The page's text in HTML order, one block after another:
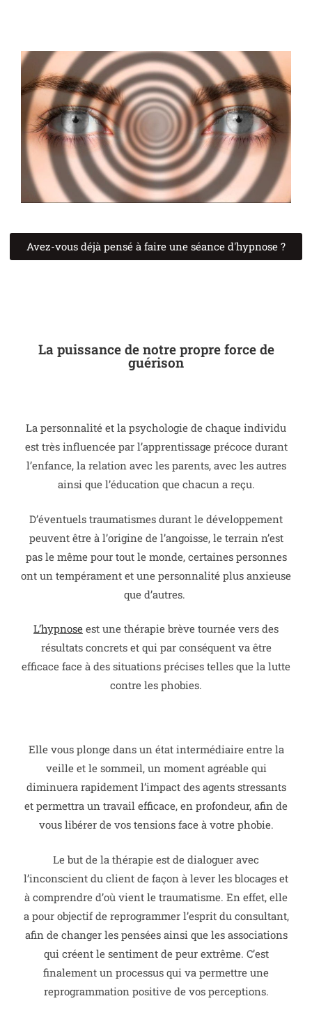
Avez-vous déjà pensé à faire une séance d'hypnose ?
La puissance de notre propre force de
guérison
La personnalité et la psychologie de chaque individu
est très influencée par l’apprentissage précoce durant
l’enfance, la relation avec les parents, avec les autres
ainsi que l’éducation que chacun a reçu.
D’éventuels traumatismes durant le développement
peuvent être à l’origine de l’angoisse, le terrain n’est
pas le même pour tout le monde, certaines personnes
ont un tempérament et une personnalité plus anxieuse
que d’autres.
L’hypnose est une thérapie brève tournée vers des
résultats concrets et qui par conséquent va être
efficace face à des situations précises telles que la lutte
contre les phobies.
Elle vous plonge dans un état intermédiaire entre la
veille et le sommeil, un moment agréable qui
diminuera rapidement l’impact des agents stressants
et permettra un travail efficace, en profondeur, afin de
vous libérer de vos tensions face à votre phobie.
Le but de la thérapie est de dialoguer avec
l’inconscient du client de façon à lever les blocages et
à comprendre d’où vient le traumatisme. En effet, elle
a pour objectif de reprogrammer l’esprit du consultant,
afin de changer les pensées ainsi que les associations
qui créent le sentiment de peur extrême. C’est
finalement un processus qui va permettre une
reprogrammation positive de vos perceptions.